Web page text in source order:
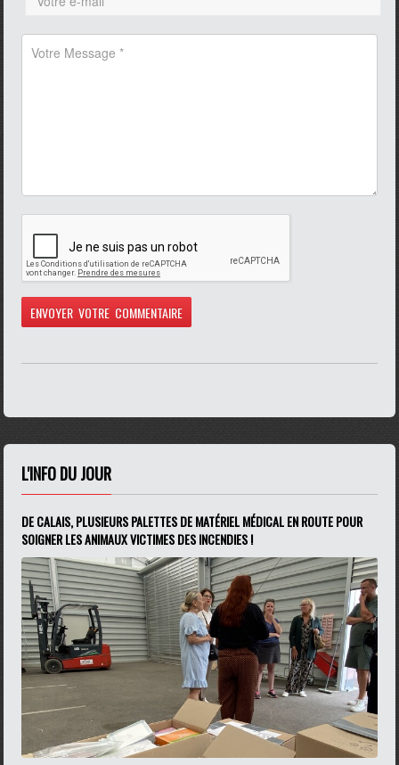
L'INFO DU JOUR
DE CALAIS, PLUSIEURS PALETTES DE MATÉRIEL MÉDICAL EN ROUTE POUR
SOIGNER LES ANIMAUX VICTIMES DES INCENDIES !